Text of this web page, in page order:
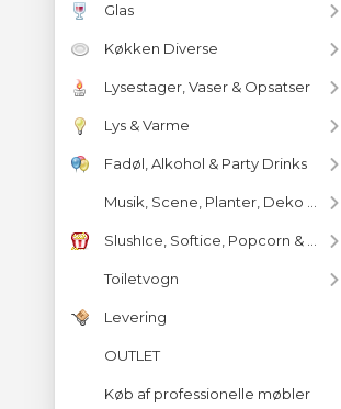
Glas
Køkken Diverse
Lysestager, Vaser & Opsatser
Lys & Varme
Fadøl, Alkohol & Party Drinks
Toiletvogn
Levering
OUTLET
Køb af professionelle møbler